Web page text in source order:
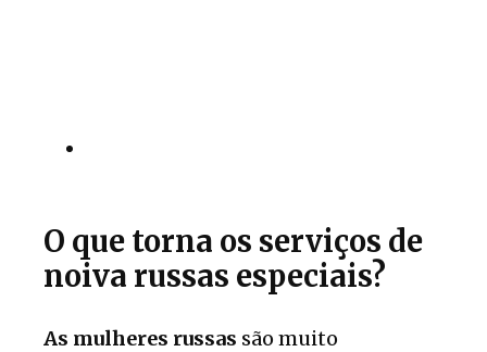
O que torna os serviços de
noiva russas especiais?
As mulheres russas são muito